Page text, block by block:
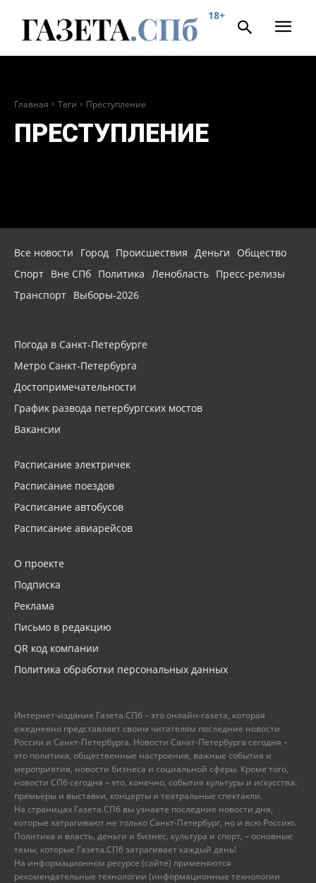
18+
Главная Теги Преступление
ПРЕСТУПЛЕНИЕ
Все новости Город Происшествия Деньги
Общество
Спорт Вне СПб Политика Ленобласть Пресс-релизы
Транспорт Выборы-2026
Погода в Санкт-Петербурге
Метро Санкт-Петербурга
Достопримечательности
График развода петербургских мостов
Вакансии
Расписание электричек
Расписание поездов
Расписание автобусов
Расписание авиарейсов
О проекте
Подписка
Реклама
Письмо в редакцию
QR код компании
Политика обработки персональных данных
Интернет-издание Газета.СПб – это онлайн-газета, которая
ежедневно представляет своим читателям последние новости
России и Санкт-Петербурга. Новости Санкт-Петербурга сегодня –
это политика, общественные настроения, важные события и
мероприятия, новости бизнеса и социальной сферы. Кроме того,
новости СПб сегодня – это, конечно, события культуры и искусства:
премьеры и выставки, концерты и театральные спектакли.
На страницах Газета.СПб вы узнаете последние новости дня,
которые затрагивают не только Санкт-Петербург, но и всю Россию.
Политика и власть, деньги и бизнес, культура и спорт, – основные
темы, которые Газета.СПб затрагивает каждый день!
На информационном ресурсе (сайте) применяются
рекомендательные технологии (информационные технологии